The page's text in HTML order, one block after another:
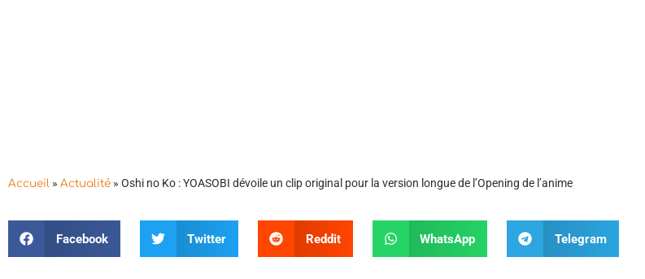
Accueil » Actualité » Oshi no Ko : YOASOBI dévoile un clip original pour la version longue de l’Opening de l’anime
Facebook Twitter Reddit WhatsApp Telegram